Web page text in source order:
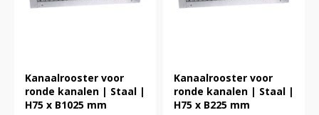
Kanaalrooster voor
ronde kanalen | Staal |
H75 x B1025 mm
Kanaalrooster voor
ronde kanalen | Staal |
H75 x B225 mm